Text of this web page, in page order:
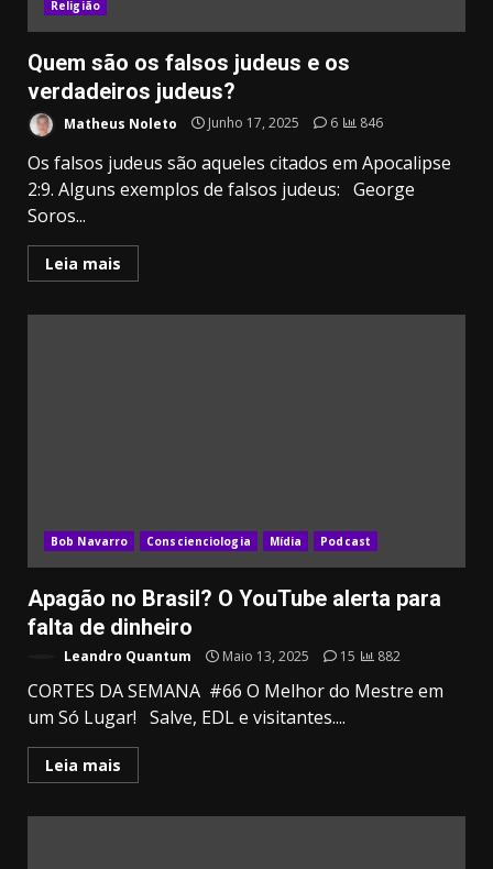
Religião
Quem são os falsos judeus e os
verdadeiros judeus?
Matheus Noleto Junho 17, 2025 6 846
Os falsos judeus são aqueles citados em Apocalipse
2:9. Alguns exemplos de falsos judeus: George
Soros...
Leia mais
Bob Navarro Conscienciologia Mídia Podcast
Apagão no Brasil? O YouTube alerta para
falta de dinheiro
Leandro Quantum Maio 13, 2025 15 882
CORTES DA SEMANA #66 O Melhor do Mestre em
um Só Lugar! Salve, EDL e visitantes....
Leia mais